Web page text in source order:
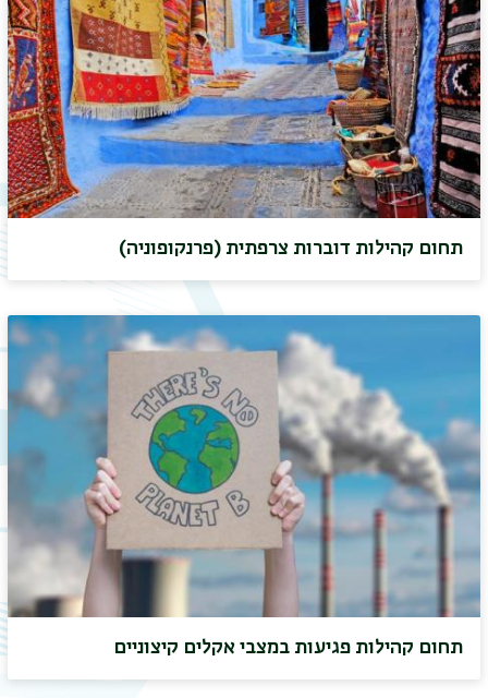
תחום קהילות דוברות צרפתית (פרנקופוניה)
תחום קהילות פגיעות במצבי אקלים קיצוניים